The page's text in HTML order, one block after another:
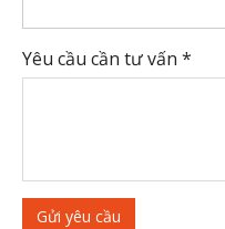
Yêu cầu cần tư vấn *
Gửi yêu cầu